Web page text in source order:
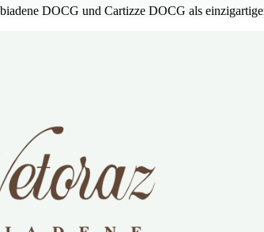
DOCG und Cartizze DOCG als